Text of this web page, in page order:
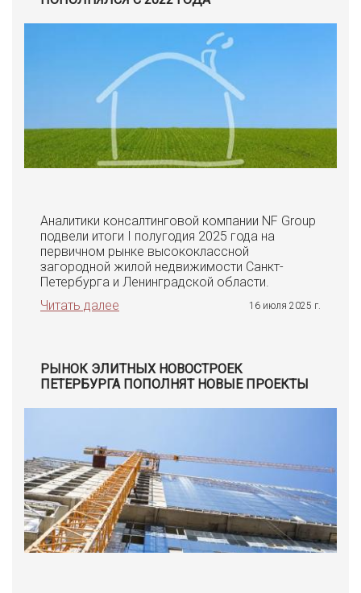
Аналитики консалтинговой компании NF Group
подвели итоги I полугодия 2025 года на
первичном рынке высококлассной
загородной жилой недвижимости Санкт-
Петербурга и Ленинградской области.
Читать далее
16 июля 2025 г.
РЫНОК ЭЛИТНЫХ НОВОСТРОЕК
ПЕТЕРБУРГА ПОПОЛНЯТ НОВЫЕ ПРОЕКТЫ